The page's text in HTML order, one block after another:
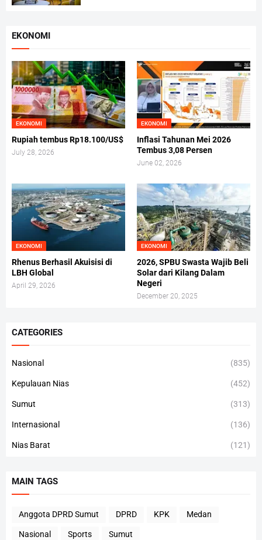
EKONOMI
EKONOMI
Rupiah tembus Rp18.100/US$
July 28, 2026
EKONOMI
Inflasi Tahunan Mei 2026
Tembus 3,08 Persen
June 02, 2026
EKONOMI
Rhenus Berhasil Akuisisi di
LBH Global
April 29, 2026
EKONOMI
2026, SPBU Swasta Wajib Beli
Solar dari Kilang Dalam
Negeri
December 20, 2025
CATEGORIES
Nasional (835)
Kepulauan Nias (452)
Sumut (313)
Internasional (136)
Nias Barat (121)
MAIN TAGS
Anggota DPRD Sumut DPRD KPK Medan
Nasional Sports Sumut